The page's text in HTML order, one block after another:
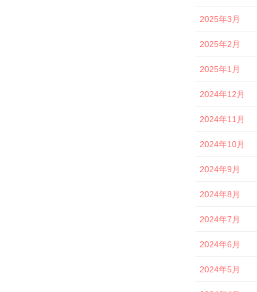
2025年3月
2025年2月
2025年1月
2024年12月
2024年11月
2024年10月
2024年9月
2024年8月
2024年7月
2024年6月
2024年5月